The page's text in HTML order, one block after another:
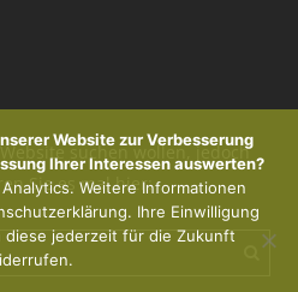
suchen wollen, jedoch
Sie es mal hier:
Website zur Verbesserung
Ihrer Interessen auswerten?
Weitere Informationen
Ihre Einwilligung
jederzeit für die Zukunft